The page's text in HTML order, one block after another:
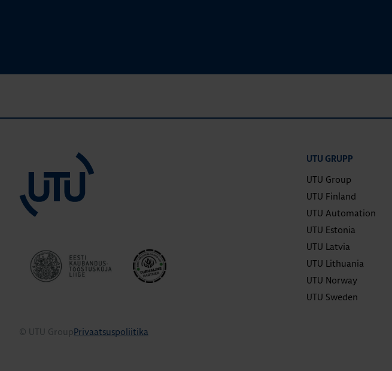
UTU GRUPP
UTU Group
UTU Finland
UTU Automation
UTU Estonia
UTU Latvia
UTU Lithuania
UTU Norway
UTU Sweden
© UTU GroupPrivaatsuspoliitika